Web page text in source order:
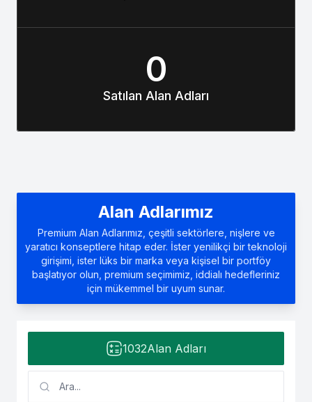
0
Satılan Alan Adları
Alan Adlarımız
Premium Alan Adlarımız, çeşitli sektörlere, nişlere ve
yaratıcı konseptlere hitap eder. İster yenilikçi bir teknoloji
girişimi, ister lüks bir marka veya kişisel bir portföy
başlatıyor olun, premium seçimimiz, iddialı hedefleriniz
için mükemmel bir uyum sunar.
1032Alan Adları